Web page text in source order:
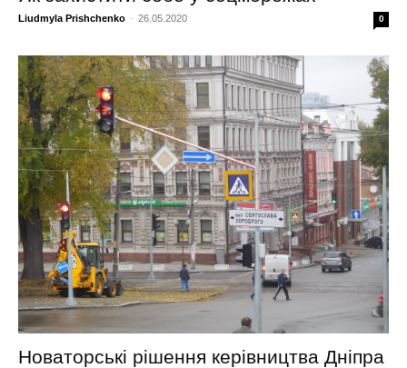
Liudmyla Prishchenko - 26.05.2020 0
Новаторські рішення керівництва Дніпра